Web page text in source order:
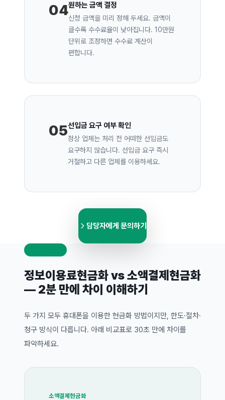
04원하는 금액 결정
신청 금액을 미리 정해 두세요. 금액이
클수록 수수료율이 낮아집니다. 10만원
단위로 조정하면 수수료 계산이
편합니다.
05선입금 요구 여부 확인
정상 업체는 처리 전 어떠한 선입금도
요구하지 않습니다. 선입금 요구 즉시
거절하고 다른 업체를 이용하세요.
담당자에게 문의하기
정보이용료현금화 vs 소액결제현금화
— 2분 만에 차이 이해하기
두 가지 모두 휴대폰을 이용한 현금화 방법이지만, 한도·절차·
청구 방식이 다릅니다. 아래 비교표로 30초 만에 차이를
파악하세요.
소액결제현금화